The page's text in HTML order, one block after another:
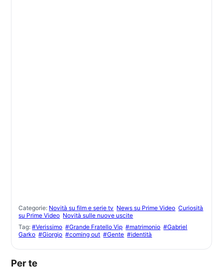
Categorie: Novità su film e serie tv News su Prime Video Curiosità
su Prime Video Novità sulle nuove uscite
Tag:#Verissimo #Grande Fratello Vip #matrimonio #Gabriel
Garko #Giorgio #coming out #Gente #identità
Per te